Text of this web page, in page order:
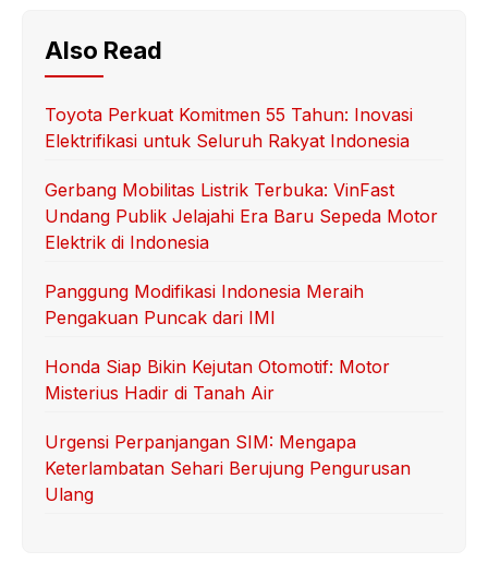
Also Read
Toyota Perkuat Komitmen 55 Tahun: Inovasi
Elektrifikasi untuk Seluruh Rakyat Indonesia
Gerbang Mobilitas Listrik Terbuka: VinFast
Undang Publik Jelajahi Era Baru Sepeda Motor
Elektrik di Indonesia
Panggung Modifikasi Indonesia Meraih
Pengakuan Puncak dari IMI
Honda Siap Bikin Kejutan Otomotif: Motor
Misterius Hadir di Tanah Air
Urgensi Perpanjangan SIM: Mengapa
Keterlambatan Sehari Berujung Pengurusan
Ulang